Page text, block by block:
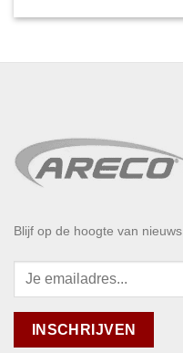
Blijf op de hoogte van